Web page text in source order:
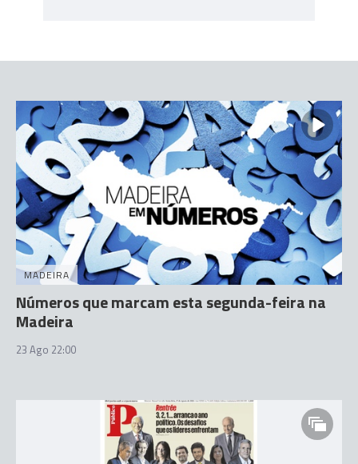
MADEIRA
Números que marcam esta segunda-feira na
Madeira
23 Ago 22:00